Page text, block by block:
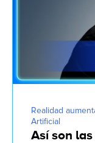
Realidad
Artificial
Así son